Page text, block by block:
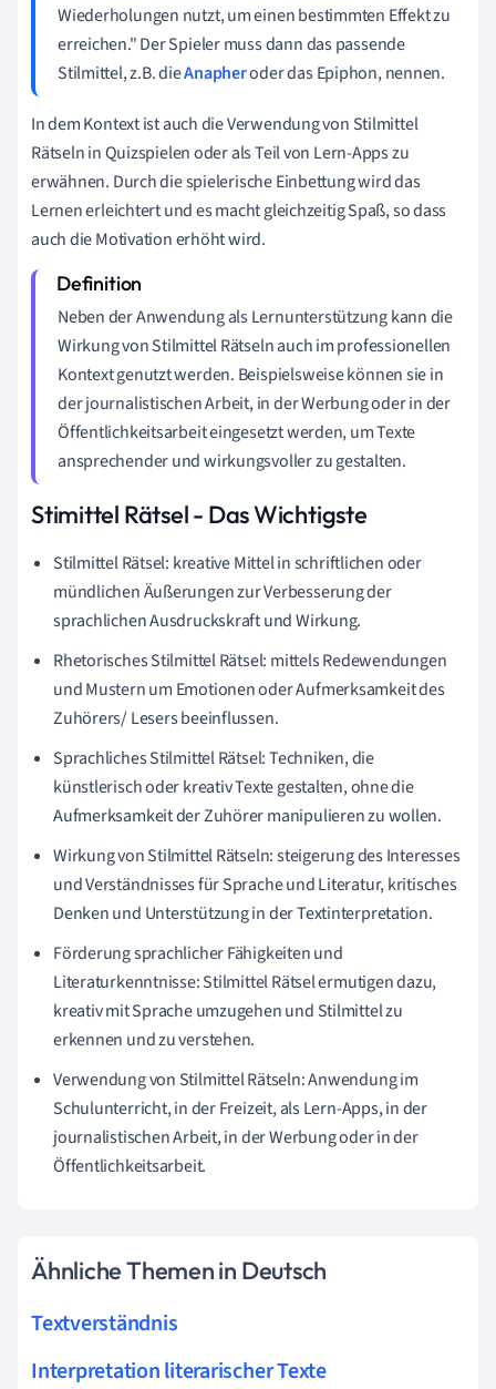
Wiederholungen nutzt, um einen bestimmten Effekt zu
erreichen." Der Spieler muss dann das passende
Stilmittel, z.B. dieAnapheroder das Epiphon, nennen.
In dem Kontext ist auch die Verwendung von Stilmittel
Rätseln in Quizspielen oder als Teil von Lern-Apps zu
erwähnen. Durch die spielerische Einbettung wird das
Lernen erleichtert und es macht gleichzeitig Spaß, so dass
auch die Motivation erhöht wird.
Neben der Anwendung als Lernunterstützung kann die
Wirkung von Stilmittel Rätseln auch im professionellen
Kontext genutzt werden. Beispielsweise können sie in
der journalistischen Arbeit, in der Werbung oder in der
Öffentlichkeitsarbeit eingesetzt werden, um Texte
ansprechender und wirkungsvoller zu gestalten.
Stimittel Rätsel - Das Wichtigste
Stilmittel Rätsel: kreative Mittel in schriftlichen oder
mündlichen Äußerungen zur Verbesserung der
sprachlichen Ausdruckskraft und Wirkung.
Rhetorisches Stilmittel Rätsel: mittels Redewendungen
und Mustern um Emotionen oder Aufmerksamkeit des
Zuhörers/ Lesers beeinflussen.
Sprachliches Stilmittel Rätsel: Techniken, die
künstlerisch oder kreativ Texte gestalten, ohne die
Aufmerksamkeit der Zuhörer manipulieren zu wollen.
Wirkung von Stilmittel Rätseln: steigerung des Interesses
und Verständnisses für Sprache und Literatur, kritisches
Denken und Unterstützung in der Textinterpretation.
Förderung sprachlicher Fähigkeiten und
Literaturkenntnisse: Stilmittel Rätsel ermutigen dazu,
kreativ mit Sprache umzugehen und Stilmittel zu
erkennen und zu verstehen.
Verwendung von Stilmittel Rätseln: Anwendung im
Schulunterricht, in der Freizeit, als Lern-Apps, in der
journalistischen Arbeit, in der Werbung oder in der
Öffentlichkeitsarbeit.
Ähnliche Themen in Deutsch
Textverständnis
Interpretation literarischer Texte